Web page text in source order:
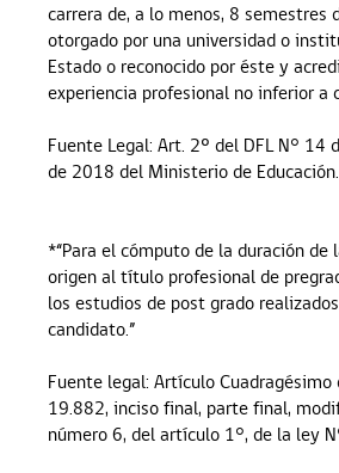
carrera de, a lo menos, 8 semestres
otorgado por una universidad o
Estado o reconocido por éste y
experiencia profesional no inferior a
Fuente Legal: Art. 2º del DFL N° 14
de 2018 del Ministerio de Educación.
*“Para el cómputo de la duración de
origen al título profesional de
los estudios de post grado
candidato.”
Fuente legal: Artículo Cuadragésimo
19.882, inciso final, parte final,
número 6, del artículo 1°, de la ley